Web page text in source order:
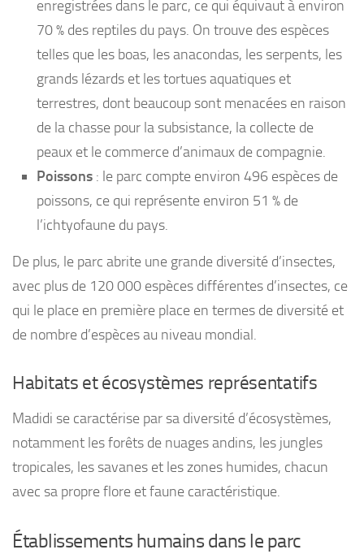
enregistrées dans le parc, ce qui équivaut à environ
70 % des reptiles du pays. On trouve des espèces
telles que les boas, les anacondas, les serpents, les
grands lézards et les tortues aquatiques et
terrestres, dont beaucoup sont menacées en raison
de la chasse pour la subsistance, la collecte de
peaux et le commerce d’animaux de compagnie.
Poissons : le parc compte environ 496 espèces de
poissons, ce qui représente environ 51 % de
l’ichtyofaune du pays.
De plus, le parc abrite une grande diversité d’insectes,
avec plus de 120 000 espèces différentes d’insectes, ce
qui le place en première place en termes de diversité et
de nombre d’espèces au niveau mondial.
Habitats et écosystèmes représentatifs
Madidi se caractérise par sa diversité d’écosystèmes,
notamment les forêts de nuages andins, les jungles
tropicales, les savanes et les zones humides, chacun
avec sa propre flore et faune caractéristique.
Établissements humains dans le parc